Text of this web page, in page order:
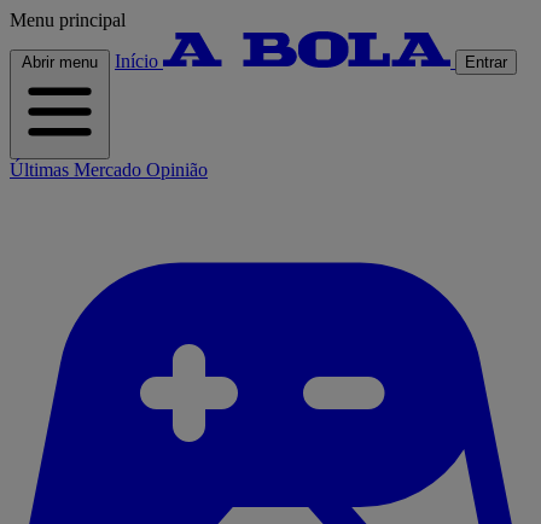
Menu principal
Abrir menu Início Entrar
Últimas Mercado Opinião